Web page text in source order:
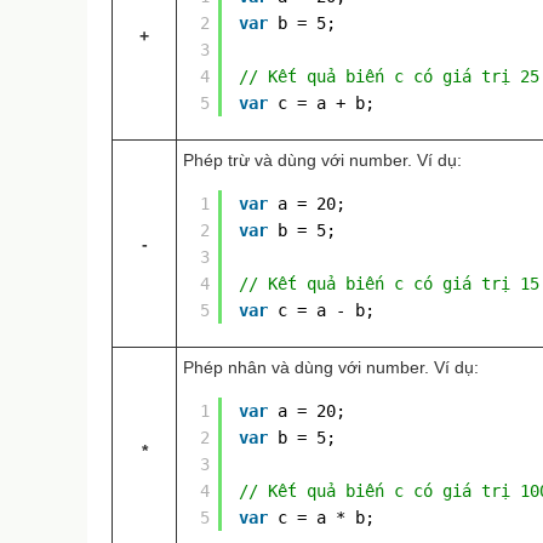
+
2
3
4
5
var
b = 5;
// Kết quả biến c có giá trị 25
var c = a + b;
-
Phép trừ và dùng với number. Ví dụ:
1
2
3
4
5
var a = 20;
var
b = 5;
// Kết quả biến c có giá trị 15
var c = a - b;
*
Phép nhân và dùng với number. Ví dụ:
1
2
3
4
5
var a = 20;
var
b = 5;
// Kết quả biến c có giá trị
var c = a * b;